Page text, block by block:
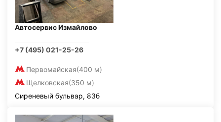
Автосервис Измайлово
+7 (495) 021-25-26
Первомайская(400 м)
Щелковская(350 м)
Сиреневый бульвар, 83б